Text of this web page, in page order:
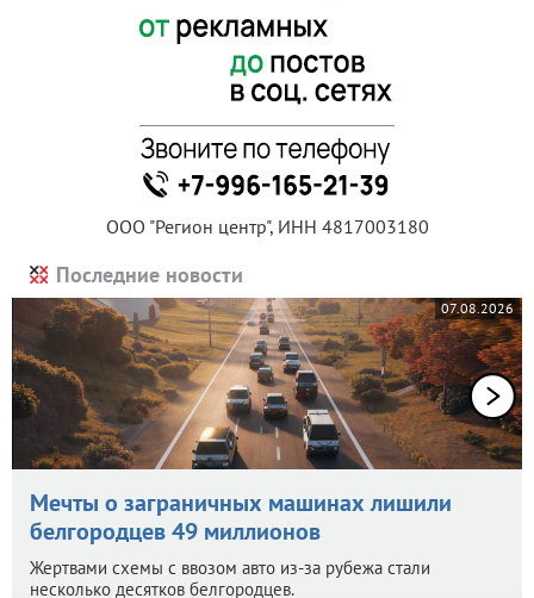
ООО "Регион центр", ИНН 4817003180
Последние новости
07.08.2026
Мечты о заграничных машинах лишили
белгородцев 49 миллионов
Жертвами схемы с ввозом авто из-за рубежа стали
несколько десятков белгородцев.